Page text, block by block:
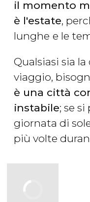
il momento
è l'estate,
lunghe e le
Qualsiasi sia la
viaggio,
è una città
instabile; se
giornata di
più volte